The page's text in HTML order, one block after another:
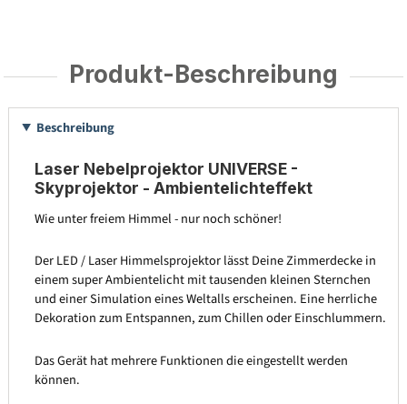
Produkt-Beschreibung
Beschreibung
Laser Nebelprojektor UNIVERSE -
Skyprojektor - Ambientelichteffekt
Wie unter freiem Himmel - nur noch schöner!
Der LED / Laser Himmelsprojektor lässt Deine Zimmerdecke in
einem super Ambientelicht mit tausenden kleinen Sternchen
und einer Simulation eines Weltalls erscheinen. Eine herrliche
Dekoration zum Entspannen, zum Chillen oder Einschlummern.
Das Gerät hat mehrere Funktionen die eingestellt werden
können.